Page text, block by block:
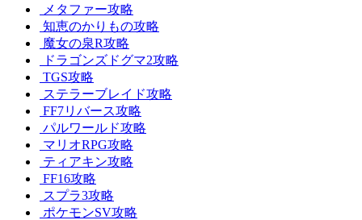
メタファー攻略
知恵のかりもの攻略
魔女の泉R攻略
ドラゴンズドグマ2攻略
TGS攻略
ステラーブレイド攻略
FF7リバース攻略
パルワールド攻略
マリオRPG攻略
ティアキン攻略
FF16攻略
スプラ3攻略
ポケモンSV攻略